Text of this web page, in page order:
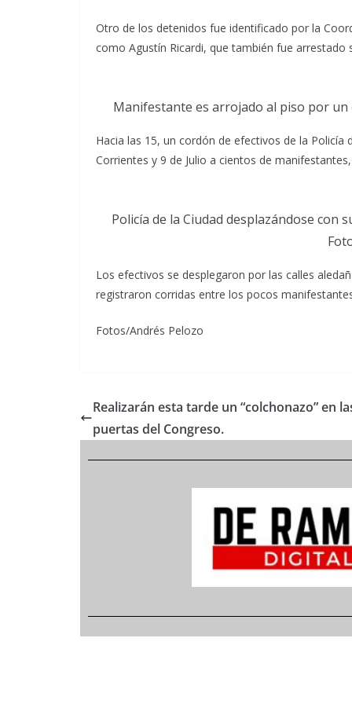
Otro de los detenidos fue identificado por la
como Agustín Ricardi, que también fue arrestado
Manifestante es arrojado al piso por un
Hacia las 15, un cordón de efectivos de la Policía
Corrientes y 9 de Julio a cientos de
Policía de la Ciudad desplazándose con
Los efectivos se desplegaron por las calles
registraron corridas entre los pocos
Fotos/Andrés Pelozo
Realizarán esta tarde un “colchonazo” en
puertas del Congreso.